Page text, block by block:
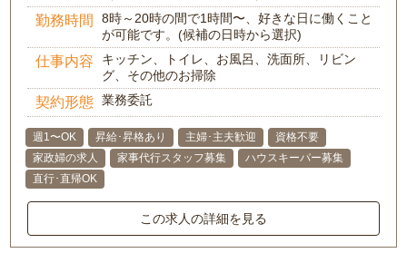
勤務時間
8時～20時の間で1時間〜、好きな日に働くこと
が可能です。(候補の日時から選択)
仕事内容
キッチン、トイレ、お風呂、洗面所、リビン
グ、その他のお掃除
契約形態 業務委託
週1〜OK 昇給･昇格あり 主婦･主夫歓迎
資格不要
家政婦の求人
家事代行スタッフ募集
ハウスキーパー募集
直行･直帰OK
この求人の詳細を見る